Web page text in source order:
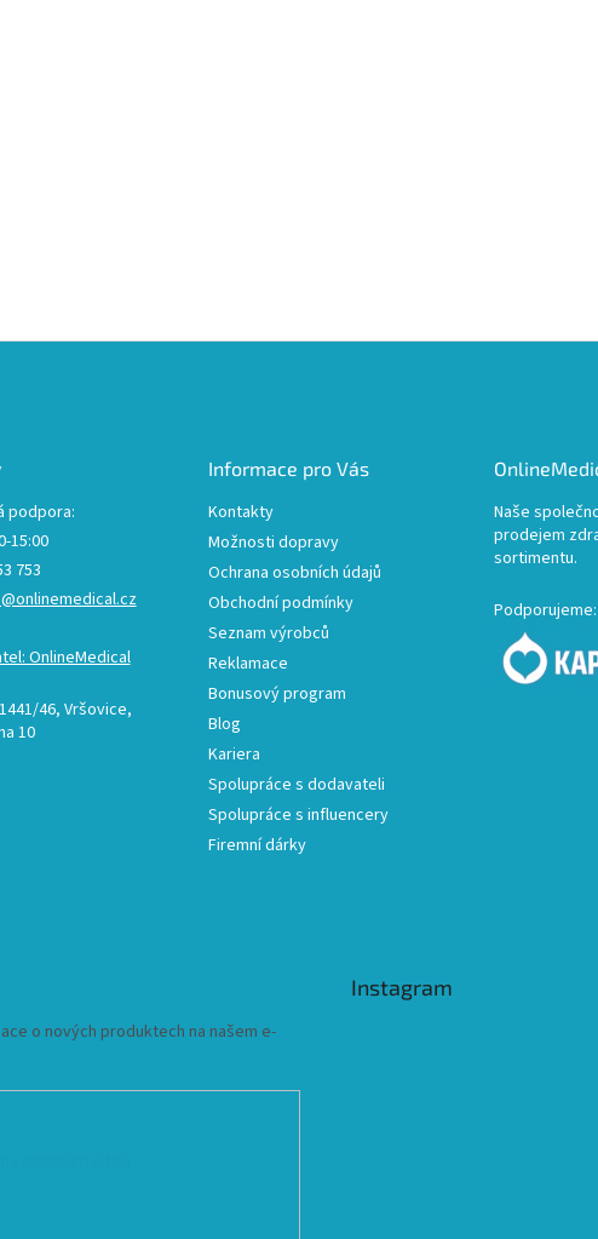
podpora:
15:00
753
OnlineMedical
46, Vršovice,
10
Informace pro Vás
Kontakty
Možnosti dopravy
Ochrana osobních údajů
Obchodní podmínky
Seznam výrobců
Reklamace
Bonusový program
Blog
Kariera
Spolupráce s dodavateli
Spolupráce s influencery
Firemní dárky
Naše
prodejem
sortimentu.
Podporujeme:
o nových produktech na našem e-
Instagram